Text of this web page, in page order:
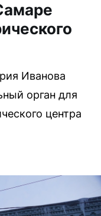
Иванова
орган для
центра